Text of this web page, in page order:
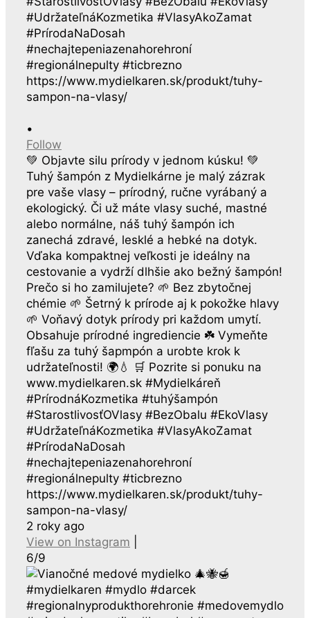
•
Follow
💚 Objavte silu prírody v jednom kúsku! 💚
Tuhý šampón z Mydielkárne je malý zázrak
pre vaše vlasy – prírodný, ručne vyrábaný a
ekologický. Či už máte vlasy suché, mastné
alebo normálne, náš tuhý šampón ich
zanechá zdravé, lesklé a hebké na dotyk.
Vďaka kompaktnej veľkosti je ideálny na
cestovanie a vydrží dlhšie ako bežný šampón!
Prečo si ho zamilujete? 🌱 Bez zbytočnej
chémie 🌱 Šetrný k prírode aj k pokožke hlavy
🌱 Voňavý dotyk prírody pri každom umytí.
Obsahuje prírodné ingrediencie ☘️ Vymeňte
fľašu za tuhý šapmpón a urobte krok k
udržateľnosti! 🌍💧 🛒 Pozrite si ponuku na
www.mydielkaren.sk #Mydielkáreň
#PrírodnáKozmetika #tuhýšampón
#StarostlivosťOVlasy #BezObalu #EkoVlasy
#UdržateľnáKozmetika #VlasyAkoZamat
#PrírodaNaDosah
#nechajtepeniazenahorehroní
#regionálnepulty #ticbrezno
https://www.mydielkaren.sk/produkt/tuhy-
sampon-na-vlasy/
2 roky ago
View on Instagram
6/9